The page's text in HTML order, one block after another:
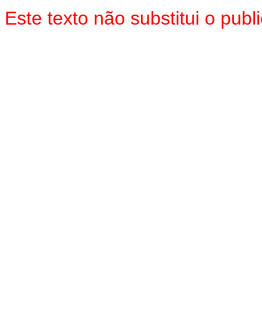
Este texto não substitui o